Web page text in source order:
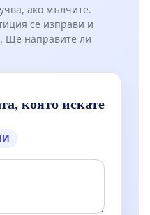
ако мълчите.
се изправи и
Ще направите ли
която искате